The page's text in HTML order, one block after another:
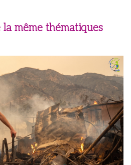
la même thématiques